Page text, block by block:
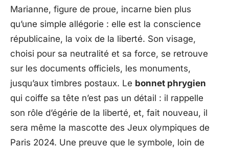
Marianne, figure de proue, incarne bien plus
qu’une simple allégorie : elle est la conscience
républicaine, la voix de la liberté. Son visage,
choisi pour sa neutralité et sa force, se retrouve
sur les documents officiels, les monuments,
jusqu’aux timbres postaux. Le bonnet phrygien
qui coiffe sa tête n’est pas un détail : il rappelle
son rôle d’égérie de la liberté, et, fait nouveau, il
sera même la mascotte des Jeux olympiques de
Paris 2024. Une preuve que le symbole, loin de